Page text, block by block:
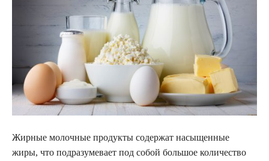
Жирные молочные продукты содержат насыщенные
жиры, что подразумевает под собой большое количество